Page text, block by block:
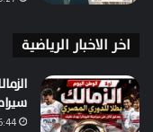
اخر الاخبار الرياضية
6:44 م21 مايو،